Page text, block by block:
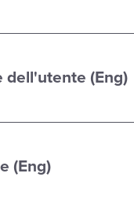
dell'utente (Eng)
(Eng)